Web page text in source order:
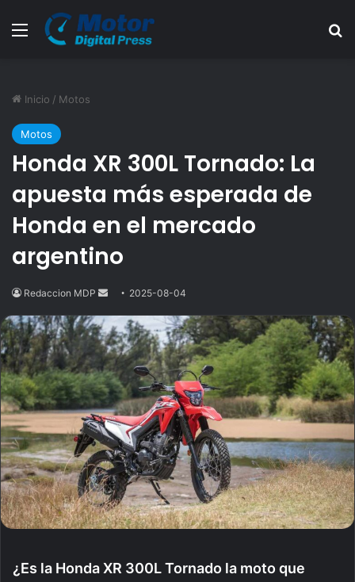
Menú
Inicio / Motos
Motos
Honda XR 300L Tornado: La
apuesta más esperada de
Honda en el mercado
argentino
Redaccion MDP
Send
email
2025-08-04
¿Es la Honda XR 300L Tornado la moto que